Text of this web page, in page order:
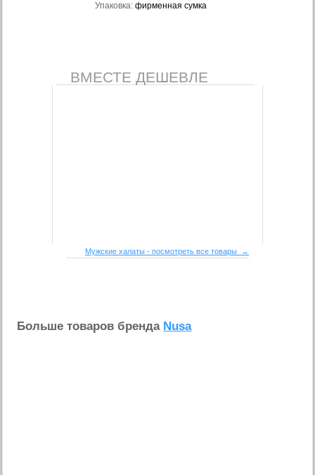
Упаковка: фирменная сумка
ВМЕСТЕ ДЕШЕВЛЕ
Мужские халаты - посмотреть все товары →
Больше товаров бренда Nusa